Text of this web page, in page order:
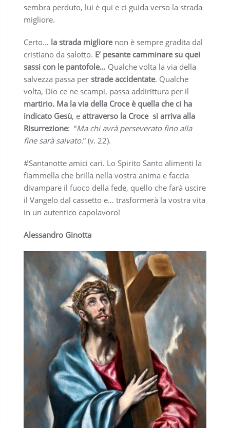
sembra perduto, lui è qui e ci guida verso la strada
migliore.
Certo… la strada migliorenon è sempre gradita dal
cristiano da salotto. E’ pesante camminare su quei
sassi con le pantofole… Qualche volta la via della
salvezza passa per strade accidentate. Qualche
volta, Dio ce ne scampi, passa addirittura per il
martirio. Ma la via della Croce è quella che ci ha
indicato Gesù, e attraverso la Croce si arriva alla
Risurrezione: “Ma chi avrà perseverato fino alla
fine sarà salvato.” (v. 22).
#Santanotte amici cari. Lo Spirito Santo alimenti la
fiammella che brilla nella vostra anima e faccia
divampare il fuoco della fede, quello che farà uscire
il Vangelo dal cassetto e… trasformerà la vostra vita
in un autentico capolavoro!
Alessandro Ginotta